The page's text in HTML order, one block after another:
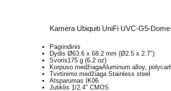
Kamera Ubiquiti UniFi UVC-G5-
Pagrindinis
Dydis Ø63.6 x 68.2 mm (Ø2.5 x 2.7″)
Svoris175 g (6.2 oz)
Korpuso medžiagaAluminum alloy,
Tvirtinimo medžiaga Stainless steel
Atsparumas IK06
Jutiklis 1/2.4″ CMOS